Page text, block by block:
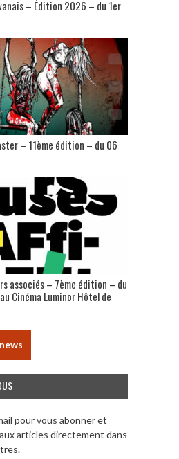
– Édition 2026 – du 1er
– 11ème édition – du 06
associés – 7ème édition – du
Cinéma Luminor Hôtel de
pour vous abonner et
articles directement dans